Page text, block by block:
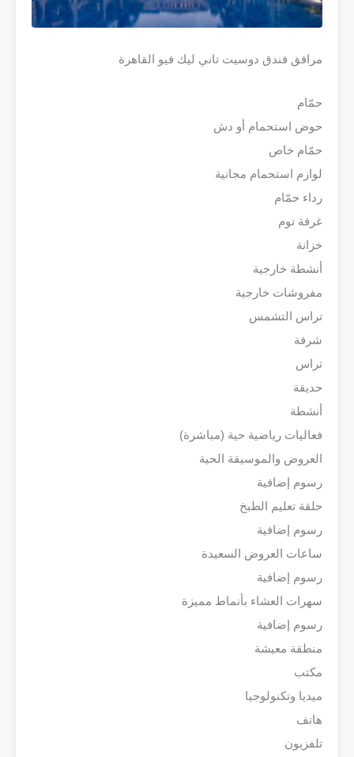
مرافق فندق دوسيت تاني ليك فيو القاهرة
حمّام
حوض استحمام أو دش
حمّام خاص
لوازم استحمام مجانية
رداء حمّام
غرفة نوم
خزانة
أنشطة خارجية
مفروشات خارجية
تراس التشمس
شرفة
تراس
حديقة
أنشطة
فعاليات رياضية حية (مباشرة)
العروض والموسيقة الحية
رسوم إضافية
حلقة تعليم الطبخ
رسوم إضافية
ساعات العروض السعيدة
رسوم إضافية
سهرات العشاء بأنماط مميزة
رسوم إضافية
منطقة معيشة
مكتب
ميديا وتكنولوجيا
هاتف
تلفزيون